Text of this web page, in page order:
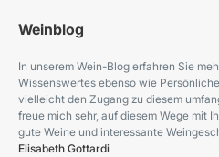
Weinblog
In unserem Wein-Blog erfahren Sie
Wissenswertes ebenso wie
vielleicht den Zugang zu diesem
freue mich sehr, auf diesem Wege mit
gute Weine und interessante
Elisabeth Gottardi